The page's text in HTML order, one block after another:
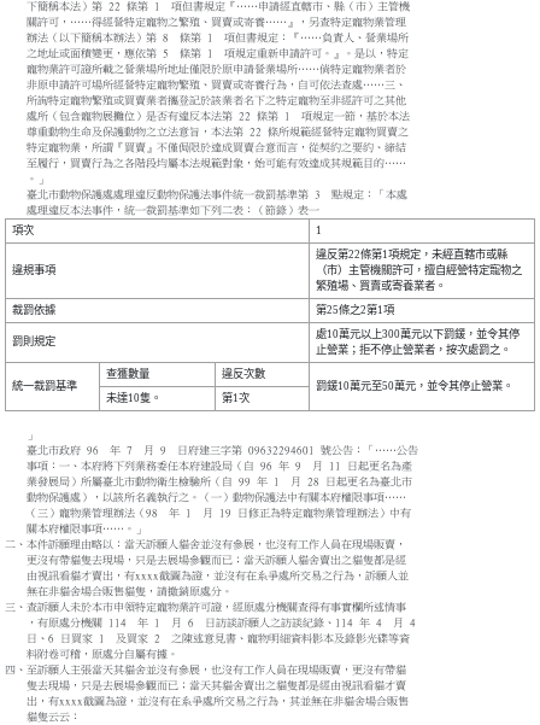
下簡稱本法）第 22 條第 1 項但書規定『……申請經直轄市、縣（市）主管機
關許可，……得經營特定寵物之繁殖、買賣或寄養……』，另查特定寵物業管理
辦法（以下簡稱本辦法）第 8 條第 1 項但書規定：『……負責人、營業場所
之地址或面積變更，應依第 5 條第 1 項規定重新申請許可。』。是以，特定
寵物業許可證所載之營業場所地址僅限於原申請營業場所……倘特定寵物業者於
非原申請許可場所經營特定寵物繁殖、買賣或寄養行為，自可依法查處……三、
所詢特定寵物繁殖或買賣業者攜登記於該業者名下之特定寵物至非經許可之其他
處所（包含寵物展攤位）是否有違反本法第 22 條第 1 項規定一節，基於本法
尊重動物生命及保護動物之立法意旨，本法第 22 條所規範經營特定寵物買賣之
特定寵物業，所謂『買賣』不僅侷限於達成買賣合意而言，從契約之要約、締結
至履行，買賣行為之各階段均屬本法規範對象，始可能有效達成其規範目的……
。」
臺北市動物保護處處理違反動物保護法事件統一裁罰基準第 3 點規定：「本處
處理違反本法事件，統一裁罰基準如下列二表：（節錄）表一
項次 1
違規事項
違反第22條第1項規定，未經直轄市或縣
（市）主管機關許可，擅自經營特定寵物之
繁殖場、買賣或寄養業者。
裁罰依據
第25條之2第1項
罰則規定
處10萬元以上300萬元以下罰鍰，並令其停
止營業；拒不停止營業者，按次處罰之。
統一裁罰基準
查獲數量
違反次數
罰鍰10萬元至50萬元，並令其停止營業。
未達10隻。
第1次
」
臺北市政府 96 年 7 月 9 日府建三字第 09632294601 號公告：「……公告
事項：一、本府將下列業務委任本府建設局（自 96 年 9 月 11 日起更名為產
業發展局）所屬臺北市動物衛生檢驗所（自 99 年 1 月 28 日起更名為臺北市
動物保護處），以該所名義執行之。（一）動物保護法中有關本府權限事項……
（三）寵物業管理辦法（98 年 1 月 19 日修正為特定寵物業管理辦法）中有
關本府權限事項……。」
二、本件訴願理由略以：當天訴願人貓舍並沒有參展，也沒有工作人員在現場販賣，
更沒有帶貓隻去現場，只是去展場參觀而已；當天訴願人貓舍賣出之貓隻都是經
由視訊看貓才賣出，有xxxx截圖為證，並沒有在系爭處所交易之行為，訴願人並
無在非貓舍場合販售貓隻，請撤銷原處分。
三、查訴願人未於本市申領特定寵物業許可證，經原處分機關查得有事實欄所述情事
，有原處分機關 114 年 1 月 6 日訪談訴願人之訪談紀錄、114 年 4 月 4
日、6 日買家 1 及買家 2 之陳述意見書、寵物明細資料影本及錄影光碟等資
料附卷可稽，原處分自屬有據。
四、至訴願人主張當天其貓舍並沒有參展，也沒有工作人員在現場販賣，更沒有帶貓
隻去現場，只是去展場參觀而已；當天其貓舍賣出之貓隻都是經由視訊看貓才賣
出，有xxxx截圖為證，並沒有在系爭處所交易之行為，其並無在非貓舍場合販售
貓隻云云：